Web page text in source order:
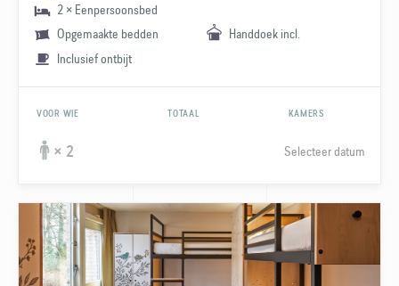
2 × Eenpersoonsbed
Opgemaakte bedden
Handdoek incl.
Inclusief ontbijt
VOOR WIE TOTAAL KAMERS
× 2 Selecteer datum